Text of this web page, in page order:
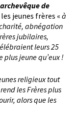
de
jeunes frères « à
abnégation
jubilaires,
leurs 25
jeune qu’eux !
religieux tout
les Frères plus
alors que les